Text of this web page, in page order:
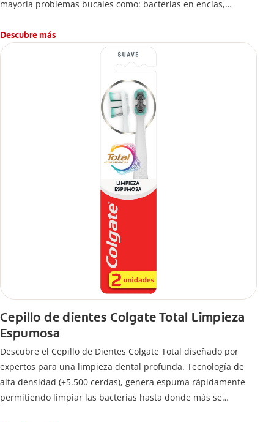
mayoría problemas bucales como: bacterias en encías,
caries.
Descubre más
Cepillo de dientes Colgate Total Limpieza
Espumosa
Descubre el Cepillo de Dientes Colgate Total diseñado por
expertos para una limpieza dental profunda. Tecnología de
alta densidad (+5.500 cerdas), genera espuma rápidamente
permitiendo limpiar las bacterias hasta donde más se